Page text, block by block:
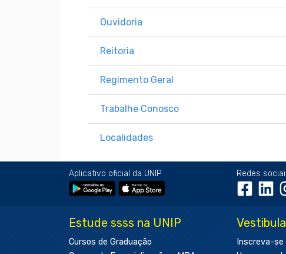
Ouvidoria
Reitoria
Regimento Geral
Trabalhe Conosco
Localidades
Aplicativo oficial da UNIP Redes
Estude ssss na UNIP
Cursos de Graduação
Inscreva-